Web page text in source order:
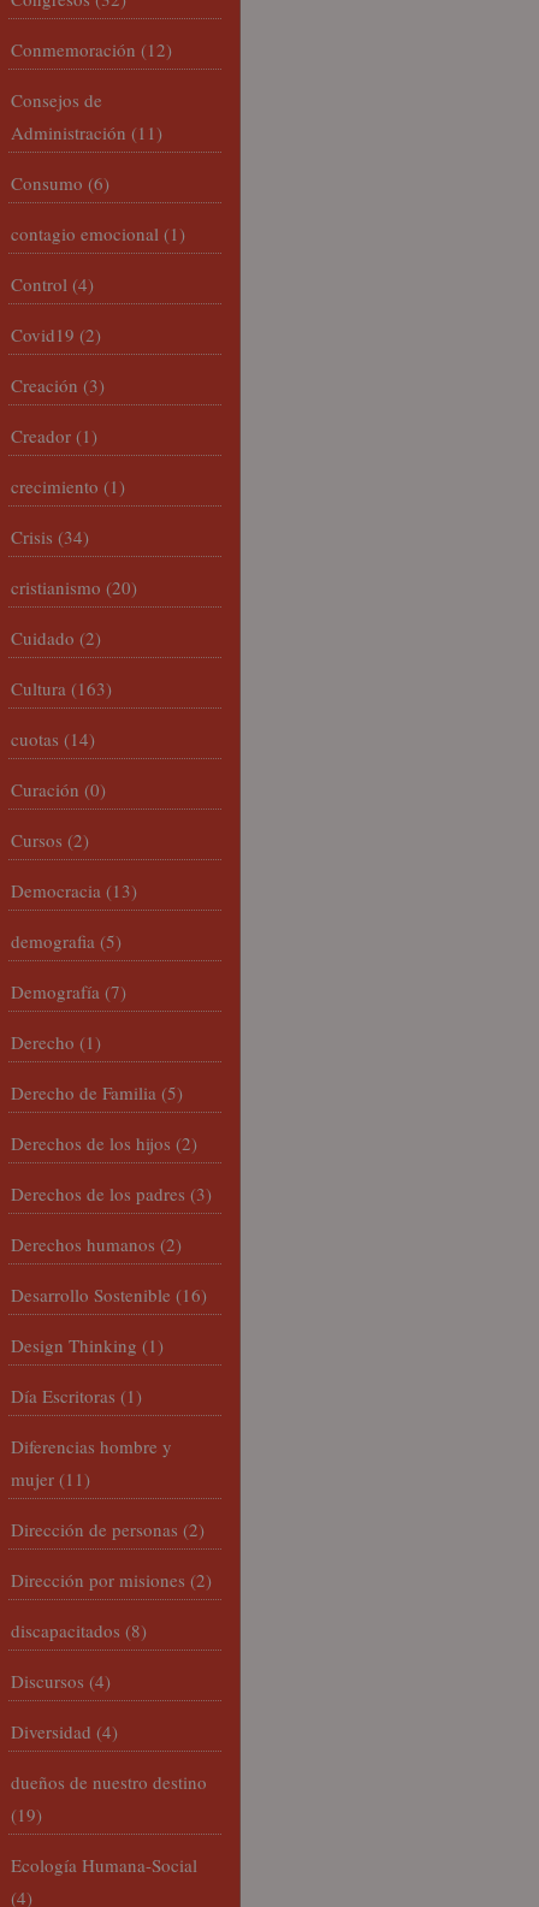
Conmemoración (12)
Consejos de
Administración (11)
Consumo (6)
contagio emocional (1)
Control (4)
Covid19 (2)
Creación (3)
Creador (1)
crecimiento (1)
Crisis (34)
cristianismo (20)
Cuidado (2)
Cultura (163)
cuotas (14)
Curación (0)
Cursos (2)
Democracia (13)
demografia (5)
Demografía (7)
Derecho (1)
Derecho de Familia (5)
Derechos de los hijos (2)
Derechos de los padres (3)
Derechos humanos (2)
Desarrollo Sostenible (16)
Design Thinking (1)
Día Escritoras (1)
Diferencias hombre y
mujer (11)
Dirección de personas (2)
Dirección por misiones (2)
discapacitados (8)
Discursos (4)
Diversidad (4)
dueños de nuestro destino
(19)
Ecología Humana-Social
(4)